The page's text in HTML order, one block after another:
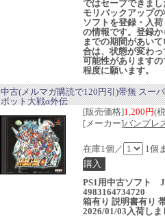
ではセーブできまし
モリバックアップ
ソフトを登録・入
の情報です。登録か
までの期間があい
合は、状態が変わっ
可能性がありますの
程度に願います。
中古(メルマガ購読で120円引)帯無 スー
ボット大戦α外伝
[販売価格]1,200円(
[メーカー]バンプレ
在庫1個／ 1個
PS1用中古ソフト
4983164734720
箱有り 説明書有り
2026/01/03入荷しま